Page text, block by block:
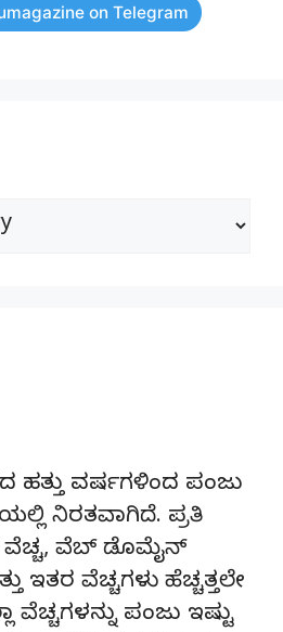
on Telegram
ಹತ್ತು ವರ್ಷಗಳಿಂದ ಪಂಜು
ನಿರತವಾಗಿದೆ. ಪ್ರತಿ
ವೆಬ್‌ ಡೊಮೈನ್‌
ಇತರ ವೆಚ್ಚಗಳು ಹೆಚ್ಚತ್ತಲೇ
ವೆಚ್ಚಗಳನ್ನು ಪಂಜು ಇಷ್ಟು